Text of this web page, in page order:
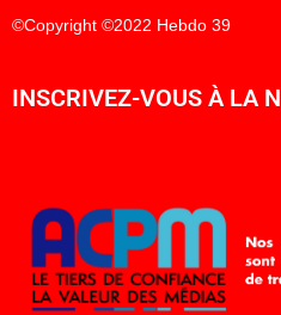
©Copyright ©2022 Hebdo 39
INSCRIVEZ-VOUS À LA